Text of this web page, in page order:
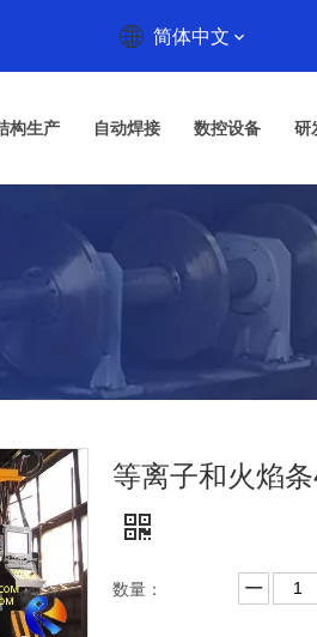
简体中文
构生产 自动焊接 数控设备 研
等离子和火焰
数量：